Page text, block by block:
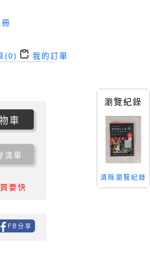
(0) 我的訂單
車
清單
要快
FB分享
瀏覽紀錄
清除瀏覽紀錄